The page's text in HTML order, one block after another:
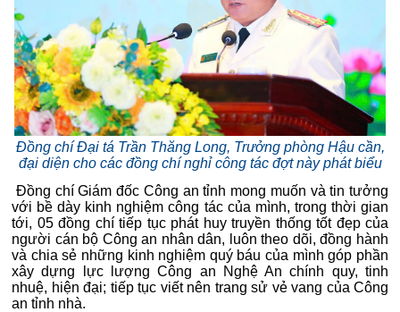
Đồng chí Đại tá Trần Thăng Long, Trưởng phòng Hậu cần,
đại diện cho các đồng chí nghỉ công tác đợt này phát biểu
Đồng chí Giám đốc Công an tỉnh mong muốn và tin tưởng
với bề dày kinh nghiệm công tác của mình, trong thời gian
tới, 05 đồng chí tiếp tục phát huy truyền thống tốt đẹp của
người cán bộ Công an nhân dân, luôn theo dõi, đồng hành
và chia sẻ những kinh nghiệm quý báu của mình góp phần
xây dựng lực lượng Công an Nghệ An chính quy, tinh
nhuệ, hiện đại; tiếp tục viết nên trang sử vẻ vang của Công
an tỉnh nhà.